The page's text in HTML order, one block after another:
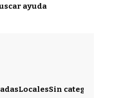
ayuda
LocalesSin categoría